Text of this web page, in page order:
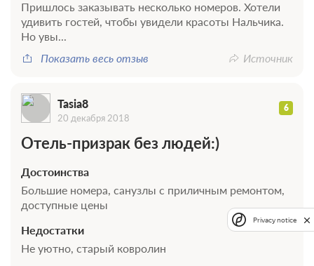
Пришлось заказывать несколько номеров. Хотели
удивить гостей, чтобы увидели красоты Нальчика.
Но увы...
Показать весь отзыв
Источник
Tasia8 6
20 декабря 2018
Отель-призрак без людей:)
Достоинства
Большие номера, санузлы с приличным ремонтом,
доступные цены
Недостатки
Не уютно, старый ковролин
Privacy notice